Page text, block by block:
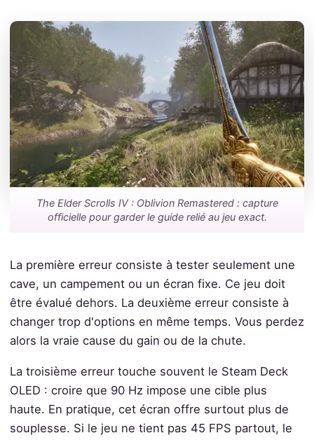
The Elder Scrolls IV : Oblivion Remastered : capture
officielle pour garder le guide relié au jeu exact.
La première erreur consiste à tester seulement une
cave, un campement ou un écran fixe. Ce jeu doit
être évalué dehors. La deuxième erreur consiste à
changer trop d'options en même temps. Vous perdez
alors la vraie cause du gain ou de la chute.
La troisième erreur touche souvent le Steam Deck
OLED : croire que 90 Hz impose une cible plus
haute. En pratique, cet écran offre surtout plus de
souplesse. Si le jeu ne tient pas 45 FPS partout, le